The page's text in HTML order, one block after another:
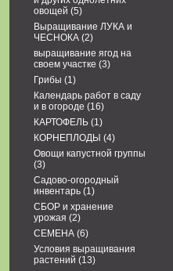
овощей (5)
Выращивание ЛУКА и
ЧЕСНОКА (2)
выращивание ягод на
своем участке (3)
Грибы (1)
Календарь работ в саду
и в огороде (16)
КАРТОФЕЛЬ (1)
КОРНЕПЛОДЫ (4)
Овощи капустной группы
(3)
Садово-огородный
инвентарь (1)
СБОР и хранение
урожая (2)
СЕМЕНА (6)
Условия выращивания
растений (13)